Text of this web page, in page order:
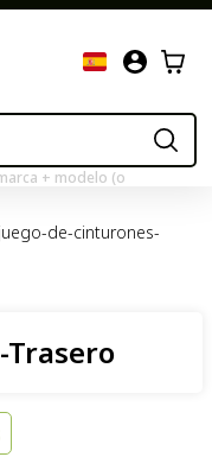
+ modelo (o
juego-de-cinturones-
Trasero